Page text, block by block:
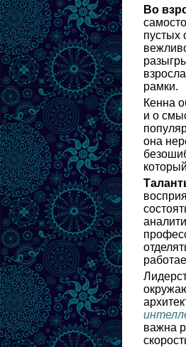
Во
пустых
рамки.
Кенна
и о
она
важна